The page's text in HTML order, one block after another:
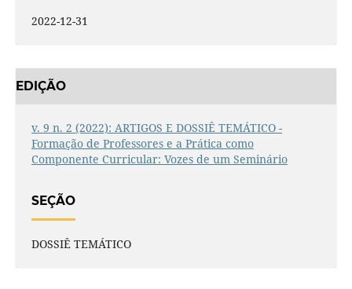
2022-12-31
EDIÇÃO
v. 9 n. 2 (2022): ARTIGOS E DOSSIÊ TEMÁTICO -
Formação de Professores e a Prática como
Componente Curricular: Vozes de um Seminário
SEÇÃO
DOSSIÊ TEMÁTICO